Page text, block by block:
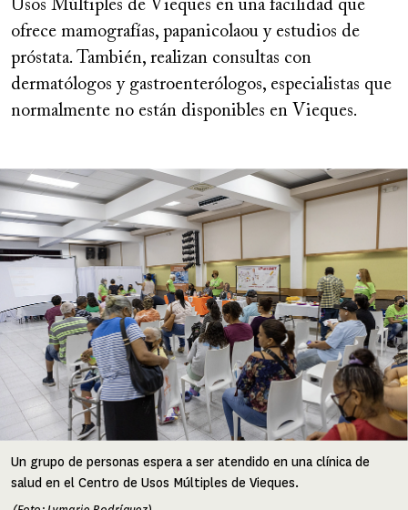
Usos Múltiples de Vieques en una facilidad que
ofrece mamografías, papanicolaou y estudios de
próstata. También, realizan consultas con
dermatólogos y gastroenterólogos, especialistas que
normalmente no están disponibles en Vieques.
Image
Un grupo de personas espera a ser atendido en una clínica de
salud en el Centro de Usos Múltiples de Vieques.